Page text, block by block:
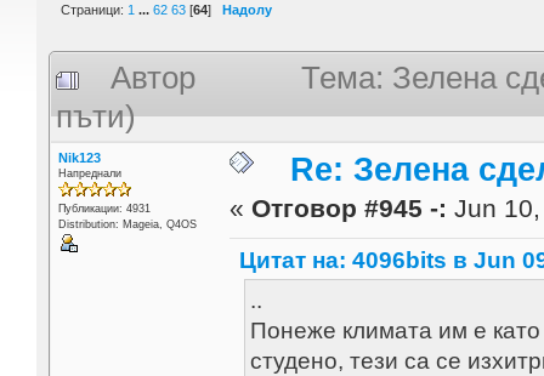
Страници: 1 ... 62 63 [64] Надолу
Автор
Тема: Зелена
пъти)
Nik123
Напреднали
Публикации: 4931
Distribution: Mageia, Q4OS
Re: Зелена
« Отговор #945 -: Jun
Цитат на: 4096bits в Jun
..
Понеже климата им е
студено, тези са се